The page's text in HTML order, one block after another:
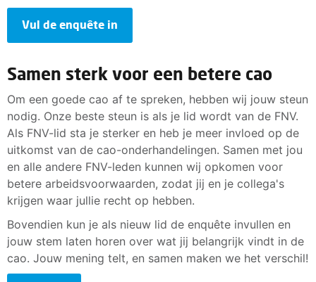
Vul de enquête in
Samen sterk voor een betere cao
Om een goede cao af te spreken, hebben wij jouw steun
nodig. Onze beste steun is als je lid wordt van de FNV.
Als FNV-lid sta je sterker en heb je meer invloed op de
uitkomst van de cao-onderhandelingen. Samen met jou
en alle andere FNV-leden kunnen wij opkomen voor
betere arbeidsvoorwaarden, zodat jij en je collega's
krijgen waar jullie recht op hebben.
Bovendien kun je als nieuw lid de enquête invullen en
jouw stem laten horen over wat jij belangrijk vindt in de
cao. Jouw mening telt, en samen maken we het verschil!